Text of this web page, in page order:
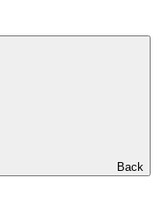
Back